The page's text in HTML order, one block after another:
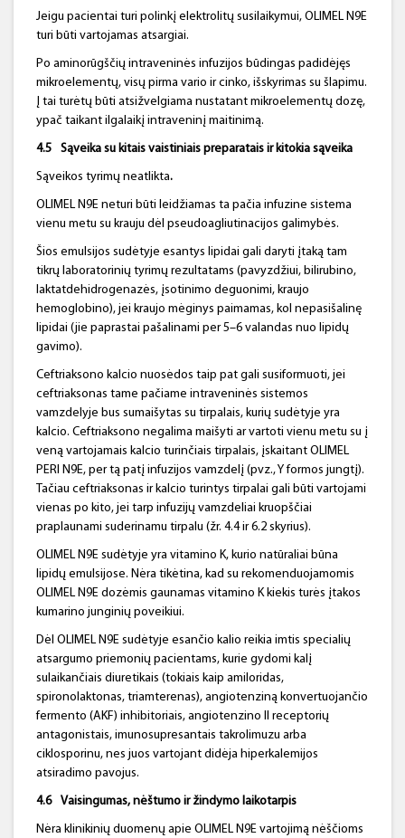
Jeigu pacientai turi polinkį elektrolitų susilaikymui, OLIMEL N9E
turi būti vartojamas atsargiai.
Po aminorūgščių intraveninės infuzijos būdingas padidėjęs
mikroelementų, visų pirma vario ir cinko, išskyrimas su šlapimu.
Į tai turėtų būti atsižvelgiama nustatant mikroelementų dozę,
ypač taikant ilgalaikį intraveninį maitinimą.
4.5 Sąveika su kitais vaistiniais preparatais ir kitokia sąveika
Sąveikos tyrimų neatlikta.
OLIMEL N9E neturi būti leidžiamas ta pačia infuzine sistema
vienu metu su krauju dėl pseudoagliutinacijos galimybės.
Šios emulsijos sudėtyje esantys lipidai gali daryti įtaką tam
tikrų laboratorinių tyrimų rezultatams (pavyzdžiui, bilirubino,
laktatdehidrogenazės, įsotinimo deguonimi, kraujo
hemoglobino), jei kraujo mėginys paimamas, kol nepasišalinę
lipidai (jie paprastai pašalinami per 5–6 valandas nuo lipidų
gavimo).
Ceftriaksono kalcio nuosėdos taip pat gali susiformuoti, jei
ceftriaksonas tame pačiame intraveninės sistemos
vamzdelyje bus sumaišytas su tirpalais, kurių sudėtyje yra
kalcio. Ceftriaksono negalima maišyti ar vartoti vienu metu su į
veną vartojamais kalcio turinčiais tirpalais, įskaitant OLIMEL
PERI N9E, per tą patį infuzijos vamzdelį (pvz., Y formos jungtį).
Tačiau ceftriaksonas ir kalcio turintys tirpalai gali būti vartojami
vienas po kito, jei tarp infuzijų vamzdeliai kruopščiai
praplaunami suderinamu tirpalu (žr. 4.4 ir 6.2 skyrius).
OLIMEL N9E sudėtyje yra vitamino K, kurio natūraliai būna
lipidų emulsijose. Nėra tikėtina, kad su rekomenduojamomis
OLIMEL N9E dozėmis gaunamas vitamino K kiekis turės įtakos
kumarino junginių poveikiui.
Dėl OLIMEL N9E sudėtyje esančio kalio reikia imtis specialių
atsargumo priemonių pacientams, kurie gydomi kalį
sulaikančiais diuretikais (tokiais kaip amiloridas,
spironolaktonas, triamterenas), angiotenziną konvertuojančio
fermento (AKF) inhibitoriais, angiotenzino II receptorių
antagonistais, imunosupresantais takrolimuzu arba
ciklosporinu, nes juos vartojant didėja hiperkalemijos
atsiradimo pavojus.
4.6 Vaisingumas, nėštumo ir žindymo laikotarpis
Nėra klinikinių duomenų apie OLIMEL N9E vartojimą nėščioms